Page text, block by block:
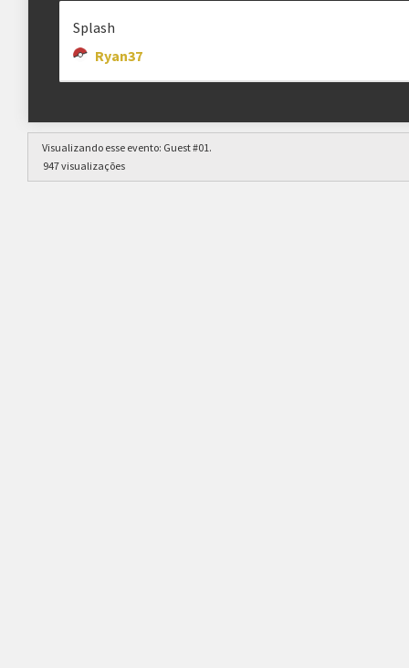
Splash
Ryan37
Visualizando esse evento: Guest #01.
947 visualizações